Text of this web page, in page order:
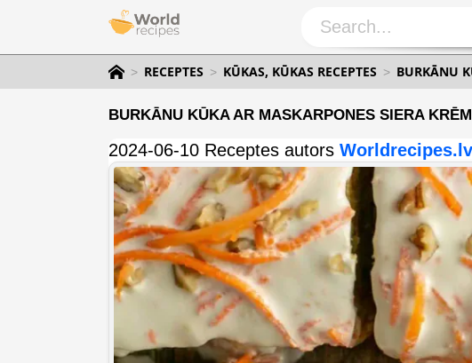
RECEPTES KŪKAS, KŪKAS RECEPTES BURKĀNU
BURKĀNU KŪKA AR MASKARPONES SIERA
2024-06-10 Receptes autors Worldrecipes.lv